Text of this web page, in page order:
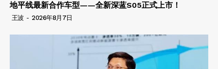
地平线最新合作车型——全新深蓝S05正式上市！
王波 - 2026年8月7日